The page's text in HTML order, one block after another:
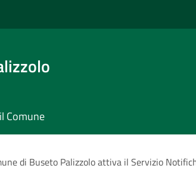
Comune
di Buseto Palizzolo attiva il Servizio